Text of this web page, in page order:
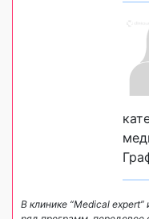
В клинике “Medical